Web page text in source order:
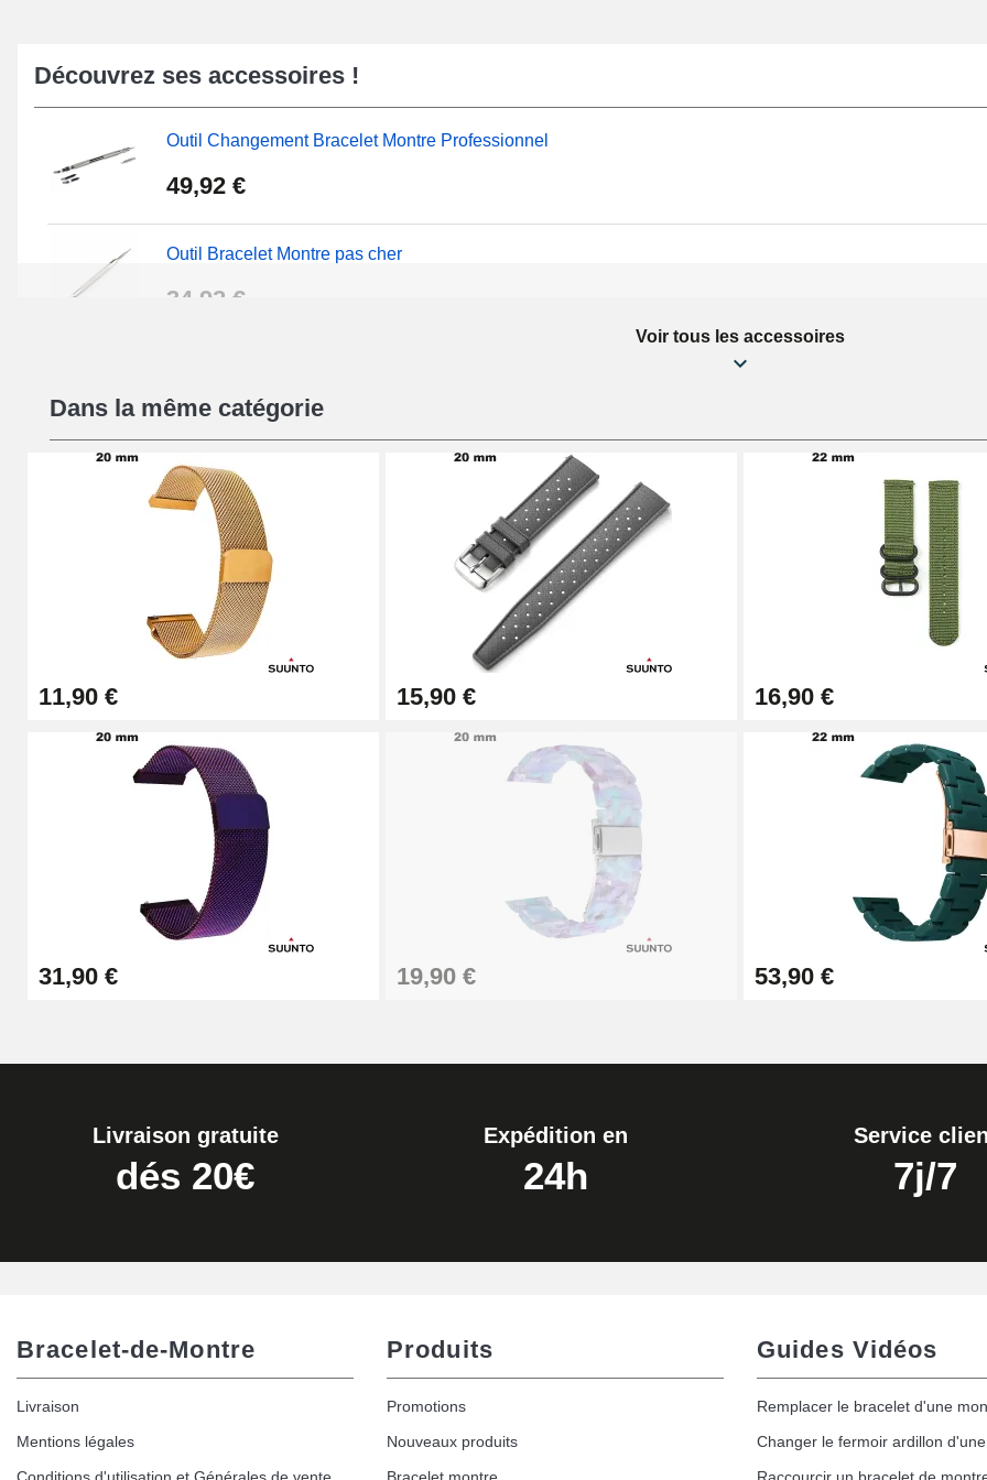
Découvrez ses accessoires !
Outil Changement Bracelet Montre Professionnel
49,92 €
Outil Bracelet Montre pas cher
34,92 €
17,90 €
Voir tous les accessoires
Dans la même catégorie
11,90 € 15,90 € 16,90 €
31,90 € 19,90 € 53,90 €
Livraison gratuite
dés 20€
Expédition en
24h
Service
7j/7
Bracelet-de-Montre
Livraison
Mentions légales
Produits
Promotions
Nouveaux produits
Guides Vidéos
Remplacer le bracelet d'une
Changer le fermoir ardillon